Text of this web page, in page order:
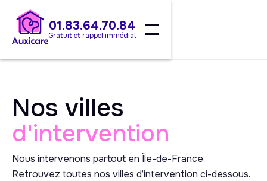
01.83.64.70.84
Gratuit et rappel immédiat
Nos villes
d'intervention
Nous intervenons partout en Île-de-France.
Retrouvez toutes nos villes d’intervention ci-dessous.